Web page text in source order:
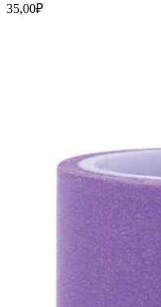
35,00₽